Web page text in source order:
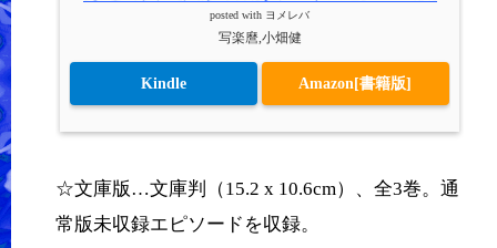
posted with ヨメレバ
写楽麿,小畑健
Kindle Amazon[書籍版]
☆文庫版…文庫判（15.2 x 10.6cm）、全3巻。通
常版未収録エピソードを収録。